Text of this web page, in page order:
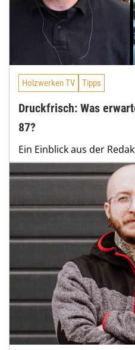
Holzwerken TV Tipps
Druckfrisch: Was
87?
Ein Einblick aus der